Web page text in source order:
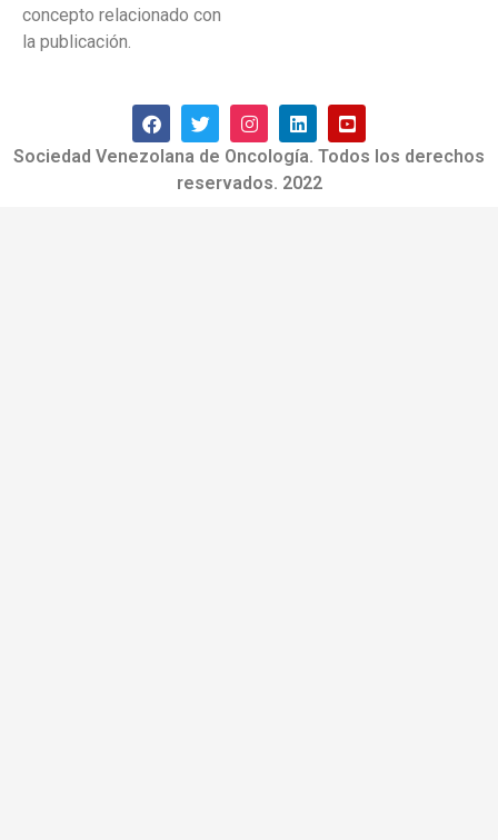
concepto relacionado con
la publicación.
Sociedad Venezolana de Oncología. Todos los derechos
reservados. 2022